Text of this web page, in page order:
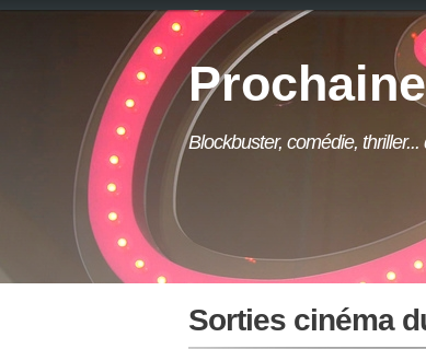
Blockbuster, comédie,
Sorties cinéma